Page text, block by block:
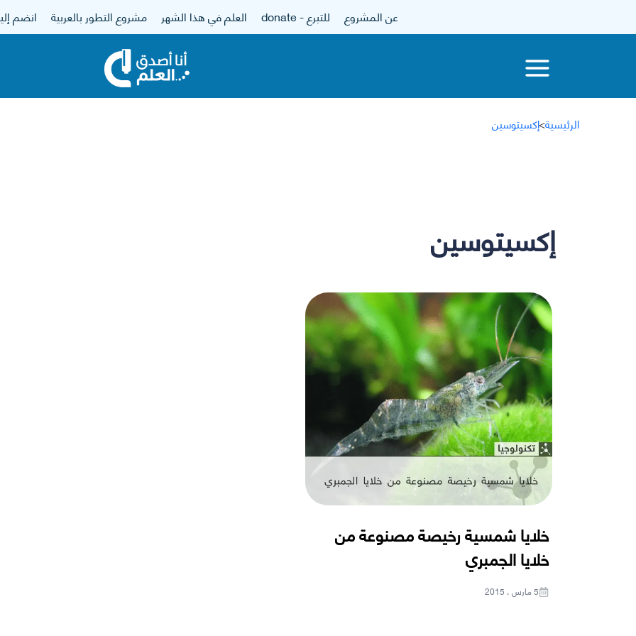
عن المشروع للتبرع - donate العلم في هذا الشهر مشروع التطور بالعربية انضم
الرئيسية>إكسيتوسين
إكسيتوسين
خلايا شمسية رخيصة مصنوعة من
خلايا الجمبري
5 مارس ، 2015